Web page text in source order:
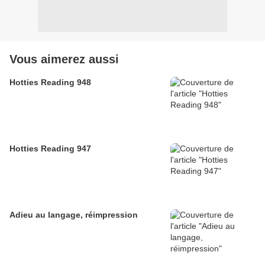
Vous aimerez aussi
Hotties Reading 948
Hotties Reading 947
Adieu au langage, réimpression